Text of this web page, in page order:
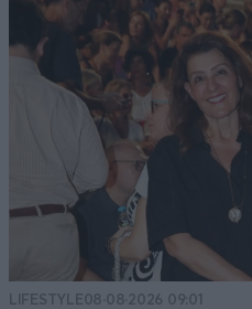
LIFESTYLE08·08·2026 09:01